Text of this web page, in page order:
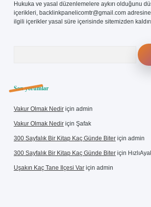
Hukuka ve yasal düzenlemelere aykırı olduğunu
içerikleri, backlinkpanelicomtr@gmail.com
ilgili içerikler yasal süre içerisinde sitemizden
Son yorumlar
Vakur Olmak Nedir için admin
Vakur Olmak Nedir için Şafak
300 Sayfalık Bir Kitap Kaç Günde Biter için admin
300 Sayfalık Bir Kitap Kaç Günde Biter için
Uşakın Kaç Tane Ilçesi Var için admin